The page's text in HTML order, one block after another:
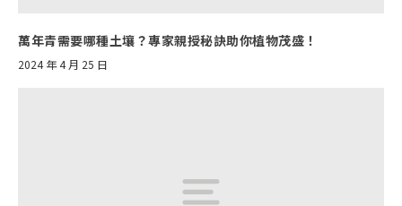
萬年青需要哪種土壤？專家親授秘訣助你植物茂盛！
2024 年 4 月 25 日